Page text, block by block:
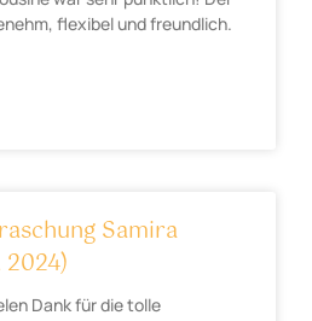
flexibel und freundlich.
Samira
Dank für die tolle